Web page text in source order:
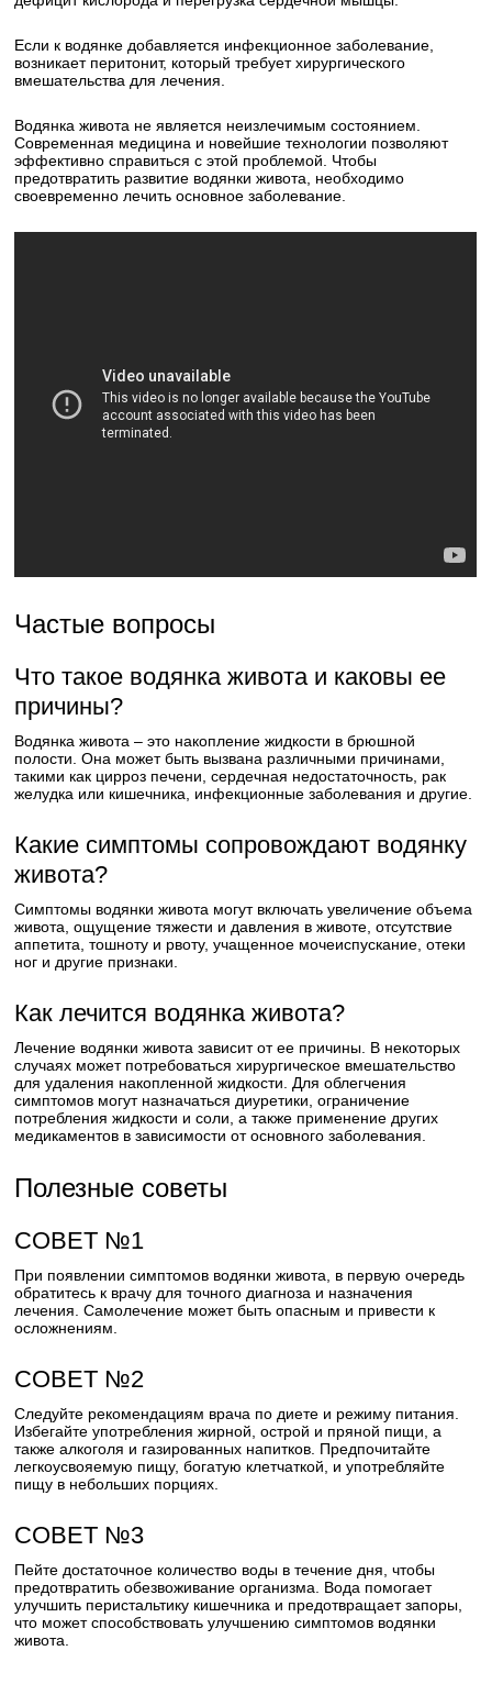
Если к водянке добавляется инфекционное заболевание,
возникает перитонит, который требует хирургического
вмешательства для лечения.
Водянка живота не является неизлечимым состоянием.
Современная медицина и новейшие технологии позволяют
эффективно справиться с этой проблемой. Чтобы
предотвратить развитие водянки живота, необходимо
своевременно лечить основное заболевание.
Частые вопросы
Что такое водянка живота и каковы ее
причины?
Водянка живота – это накопление жидкости в брюшной
полости. Она может быть вызвана различными причинами,
такими как цирроз печени, сердечная недостаточность, рак
желудка или кишечника, инфекционные заболевания и другие.
Какие симптомы сопровождают водянку
живота?
Симптомы водянки живота могут включать увеличение объема
живота, ощущение тяжести и давления в животе, отсутствие
аппетита, тошноту и рвоту, учащенное мочеиспускание, отеки
ног и другие признаки.
Как лечится водянка живота?
Лечение водянки живота зависит от ее причины. В некоторых
случаях может потребоваться хирургическое вмешательство
для удаления накопленной жидкости. Для облегчения
симптомов могут назначаться диуретики, ограничение
потребления жидкости и соли, а также применение других
медикаментов в зависимости от основного заболевания.
Полезные советы
СОВЕТ №1
При появлении симптомов водянки живота, в первую очередь
обратитесь к врачу для точного диагноза и назначения
лечения. Самолечение может быть опасным и привести к
осложнениям.
СОВЕТ №2
Следуйте рекомендациям врача по диете и режиму питания.
Избегайте употребления жирной, острой и пряной пищи, а
также алкоголя и газированных напитков. Предпочитайте
легкоусвояемую пищу, богатую клетчаткой, и употребляйте
пищу в небольших порциях.
СОВЕТ №3
Пейте достаточное количество воды в течение дня, чтобы
предотвратить обезвоживание организма. Вода помогает
улучшить перистальтику кишечника и предотвращает запоры,
что может способствовать улучшению симптомов водянки
живота.